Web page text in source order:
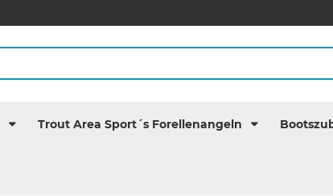
Trout Area Sport´s Forellenangeln